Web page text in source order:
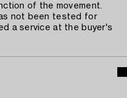
of the movement.
not been tested for
a service at the buyer's